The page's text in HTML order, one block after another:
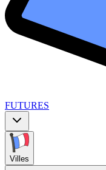
FUTURES
Villes